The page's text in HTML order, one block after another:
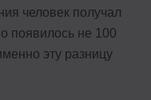
человек получал
появилось не 100
эту разницу